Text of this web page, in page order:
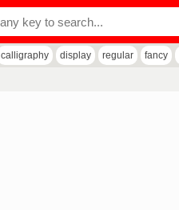
calligraphy display regular fancy